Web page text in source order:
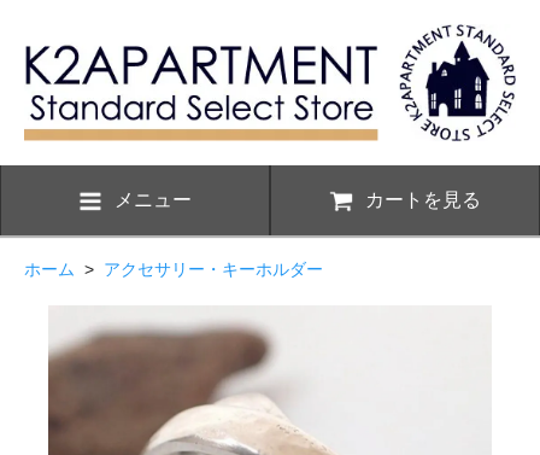
メニュー カートを見る
ホーム > アクセサリー・キーホルダー